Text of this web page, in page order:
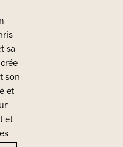
sa
son
et
et